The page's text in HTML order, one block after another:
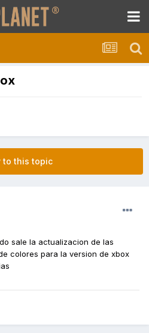
to this topic
sale la actualizacion de las
colores para la version de xbox